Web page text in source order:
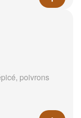
poivrons